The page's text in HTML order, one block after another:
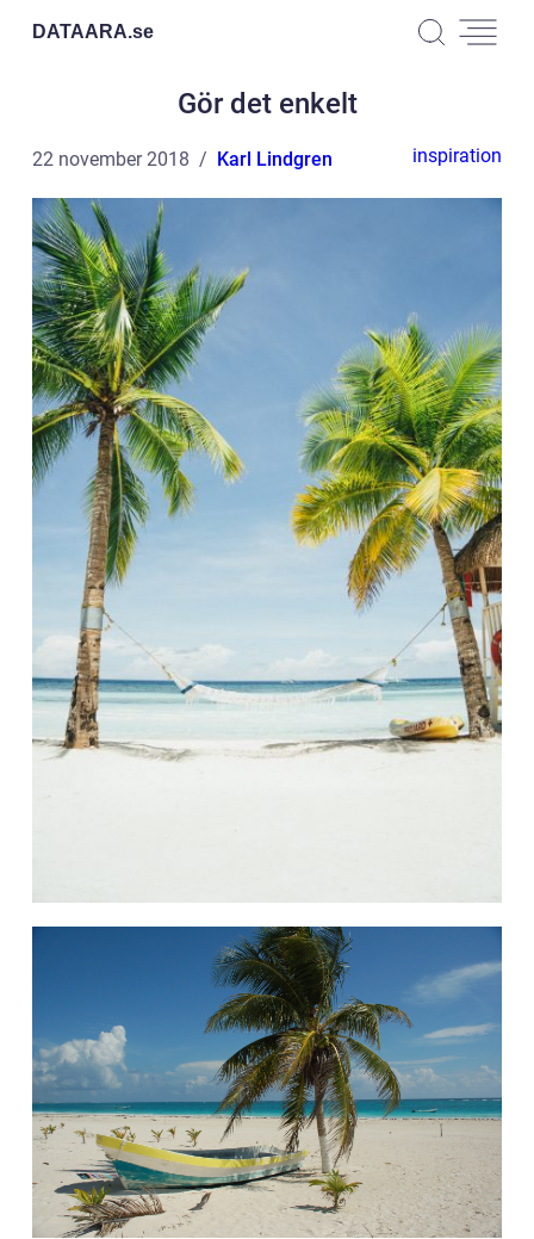
DATAARA.se
Gör det enkelt
22 november 2018 Karl Lindgren inspiration